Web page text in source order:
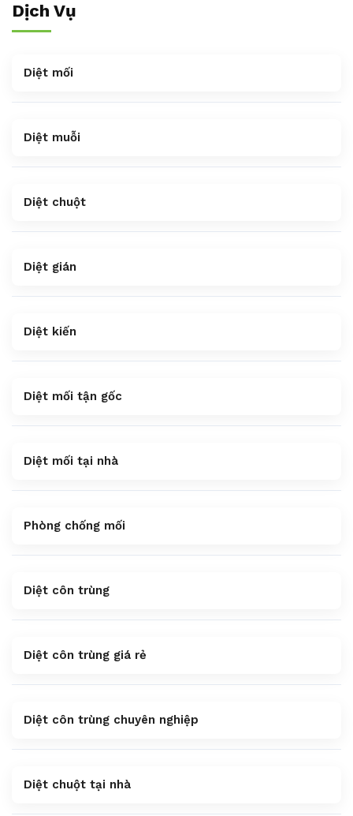
Dịch Vụ
Diệt mối
Diệt muỗi
Diệt chuột
Diệt gián
Diệt kiến
Diệt mối tận gốc
Diệt mối tại nhà
Phòng chống mối
Diệt côn trùng
Diệt côn trùng giá rẻ
Diệt côn trùng chuyên nghiệp
Diệt chuột tại nhà